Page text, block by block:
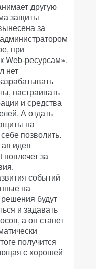
другую
защиты
за
при
Web-ресурсам».
нет
настраивать
и средства
А отдать
на
позволить.
идея
за
событий
на
будут
и задавать
а он станет
получится
с хорошей